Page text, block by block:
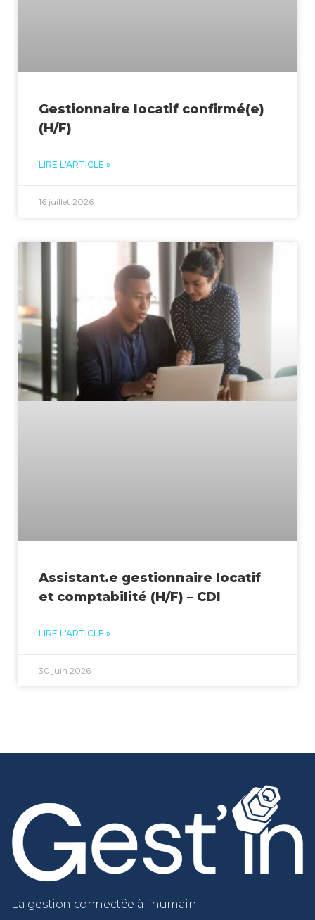
Gestionnaire locatif confirmé(e)
(H/F)
LIRE L'ARTICLE »
16 juillet 2026
Assistant.e gestionnaire locatif
et comptabilité (H/F) – CDI
LIRE L'ARTICLE »
30 juin 2026
La gestion connectée à l’humain